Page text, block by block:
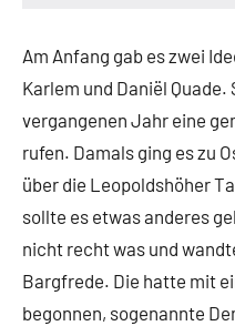
Am Anfang gab es zwei
Karlem und Daniël
vergangenen Jahr eine
rufen. Damals ging es zu
über die Leopoldshöher
sollte es etwas anderes
nicht recht was und
Bargfrede. Die hatte mit
begonnen, sogenannte